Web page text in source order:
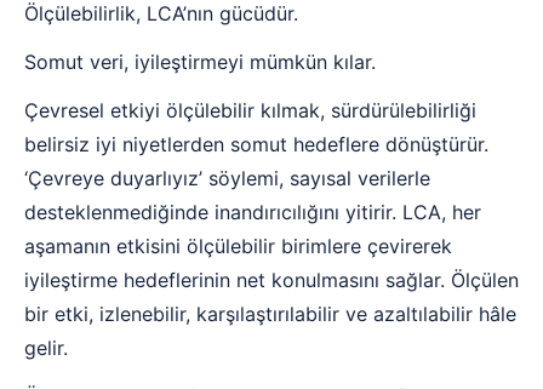
Ölçülebilirlik, LCA’nın gücüdür.
Somut veri, iyileştirmeyi mümkün kılar.
Çevresel etkiyi ölçülebilir kılmak, sürdürülebilirliği
belirsiz iyi niyetlerden somut hedeflere dönüştürür.
‘Çevreye duyarlıyız’ söylemi, sayısal verilerle
desteklenmediğinde inandırıcılığını yitirir. LCA, her
aşamanın etkisini ölçülebilir birimlere çevirerek
iyileştirme hedeflerinin net konulmasını sağlar. Ölçülen
bir etki, izlenebilir, karşılaştırılabilir ve azaltılabilir hâle
gelir.